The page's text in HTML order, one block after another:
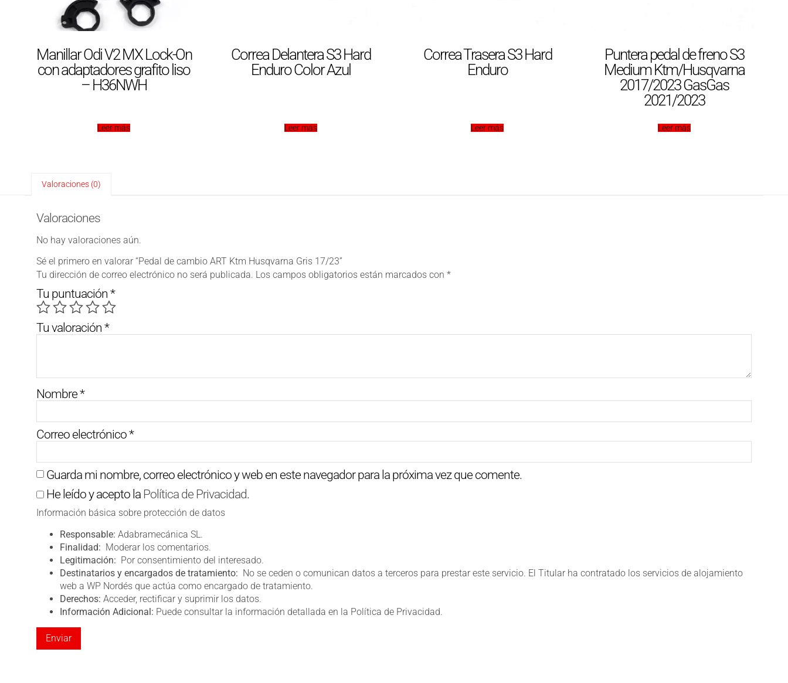
Manillar Odi V2 MX Lock-On
con adaptadores grafito liso
– H36NWH
Leer más
Correa Delantera S3 Hard
Enduro Color Azul
Leer más
Correa Trasera S3 Hard
Enduro
Leer más
Puntera pedal de freno S3
Medium Ktm/Husqvarna
2017/2023 GasGas
2021/2023
Leer más
Valoraciones (0)
Valoraciones
No hay valoraciones aún.
Sé el primero en valorar “Pedal de cambio ART Ktm Husqvarna Gris 17/23”
Tu dirección de correo electrónico no será publicada. Los campos obligatorios están marcados con *
Tu puntuación *
Tu valoración *
Nombre*
Correo electrónico*
Guarda mi nombre, correo electrónico y web en este navegador para la próxima vez que comente.
He leído y acepto la Política de Privacidad.
Información básica sobre protección de datos
Responsable: Adabramecánica SL.
Finalidad: Moderar los comentarios.
Legitimación: Por consentimiento del interesado.
Destinatarios y encargados de tratamiento: No se ceden o comunican datos a terceros para prestar este servicio. El Titular ha contratado los servicios de alojamiento
web a WP Nordés que actúa como encargado de tratamiento.
Derechos: Acceder, rectificar y suprimir los datos.
Información Adicional: Puede consultar la información detallada en la Política de Privacidad.